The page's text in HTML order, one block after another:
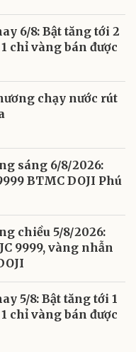
6/8: Bật tăng tới 2
chỉ vàng bán được
chạy nước rút
sáng 6/8/2026:
BTMC DOJI Phú
chiều 5/8/2026:
9999, vàng nhẫn
5/8: Bật tăng tới 1
chỉ vàng bán được